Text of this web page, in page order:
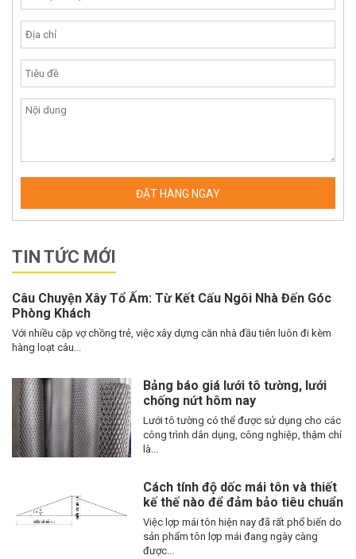
TIN TỨC MỚI
Câu Chuyện Xây Tổ Ấm: Từ Kết Cấu Ngôi Nhà Đến Góc
Phòng Khách
Với nhiều cặp vợ chồng trẻ, việc xây dựng căn nhà đầu tiên luôn đi kèm
hàng loạt câu...
Bảng báo giá lưới tô tường, lưới
chống nứt hôm nay
Lưới tô tường có thể được sử dụng cho các
công trình dân dụng, công nghiệp, thậm chí
là...
Cách tính độ dốc mái tôn và thiết
kế thế nào để đảm bảo tiêu chuẩn
Việc lợp mái tôn hiện nay đã rất phổ biến do
sản phẩm tôn lợp mái đang ngày càng
được...